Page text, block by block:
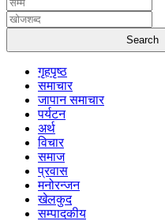
गृहपृष्ठ
समाचार
जापान समाचार
पर्यटन
अर्थ
विचार
समाज
प्रवास
मनोरन्जन
खेलकुद
सम्पादकीय